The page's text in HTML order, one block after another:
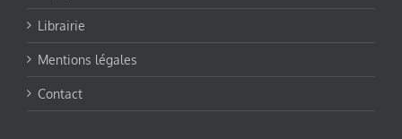
Librairie
Mentions légales
Contact